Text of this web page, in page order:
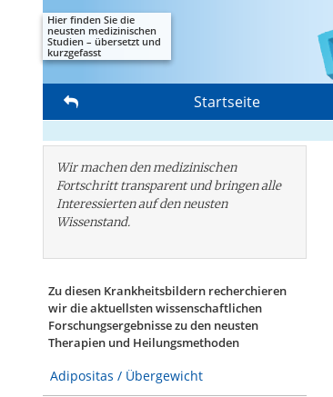
Hier finden Sie die
neusten medizinischen
Studien – übersetzt und
kurzgefasst
Startseite
Wir machen den medizinischen
Fortschritt transparent und bringen alle
Interessierten auf den neusten
Wissenstand.
Zu diesen Krankheitsbildern recherchieren
wir die aktuellsten wissenschaftlichen
Forschungs­ergebnisse zu den neusten
Therapien und Heilungsmethoden
Adipositas / Übergewicht